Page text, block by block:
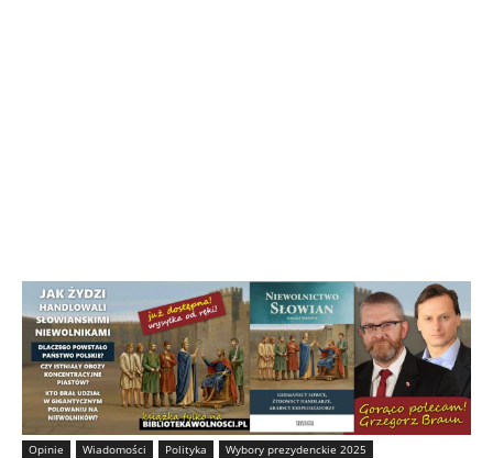
Opinie Wiadomości Polityka Wybory prezydenckie 2025